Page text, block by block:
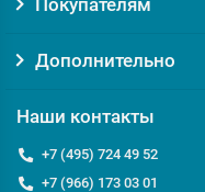
Покупателям
Дополнительно
Наши контакты
+7 (495) 724 49 52
+7 (966) 173 03 01